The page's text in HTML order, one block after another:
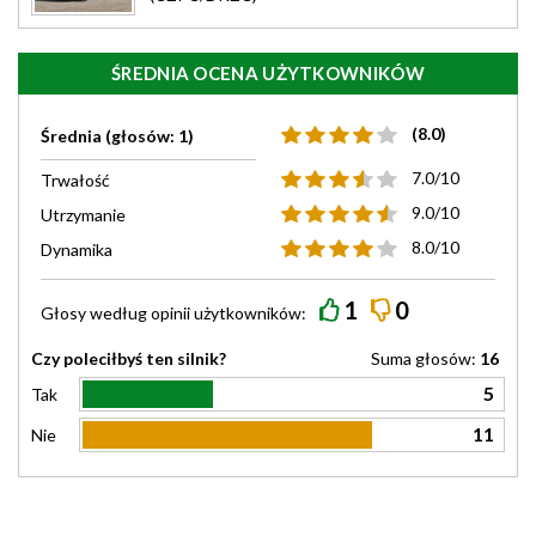
ŚREDNIA OCENA UŻYTKOWNIKÓW
Średnia (głosów: 1) (8.0)
Trwałość
7.0/10
Utrzymanie
9.0/10
Dynamika
8.0/10
Głosy wedługopiniiużytkowników: 1 0
Czy poleciłbyś ten silnik? Suma głosów: 16
Tak
5
Nie 11